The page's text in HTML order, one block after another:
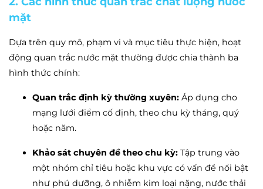
mặt
Dựa trên quy mô, phạm vi và mục tiêu thực hiện, hoạt
động quan trắc nước mặt thường được chia thành ba
hình thức chính:
Quan trắc định kỳ thường xuyên: Áp dụng cho
mạng lưới điểm cố định, theo chu kỳ tháng, quý
hoặc năm.
Khảo sát chuyên đề theo chu kỳ: Tập trung vào
một nhóm chỉ tiêu hoặc khu vực có vấn đề nổi bật
như phú dưỡng, ô nhiễm kim loại nặng, nước thải